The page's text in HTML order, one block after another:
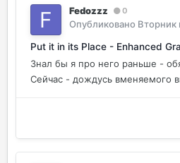
Fedozzz 0
Опубликовано Вторник
Put it in its Place - Enhanced
Знал бы я про него раньше -
Сейчас - дождусь вменяемого